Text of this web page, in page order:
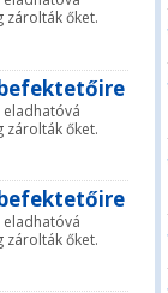
zárolták őket.
eladhatóvá
zárolták őket.
eladhatóvá
zárolták őket.